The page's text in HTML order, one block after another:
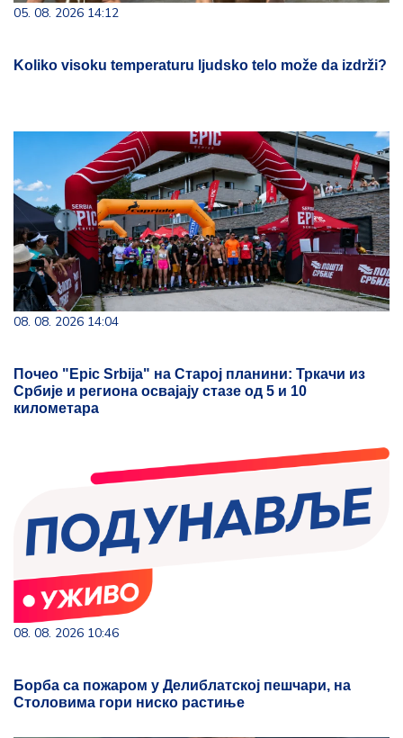
05. 08. 2026 14:12
Koliko visoku temperaturu ljudsko telo može da izdrži?
08. 08. 2026 14:04
Почео "Epic Srbija" на Старој планини: Тркачи из
Србије и региона освајају стазе од 5 и 10
километара
08. 08. 2026 10:46
Борба са пожаром у Делиблатској пешчари, на
Столовима гори ниско растиње